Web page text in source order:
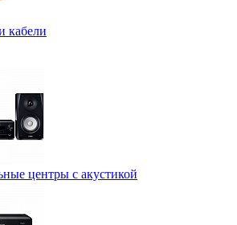
кабели
центры с акустикой